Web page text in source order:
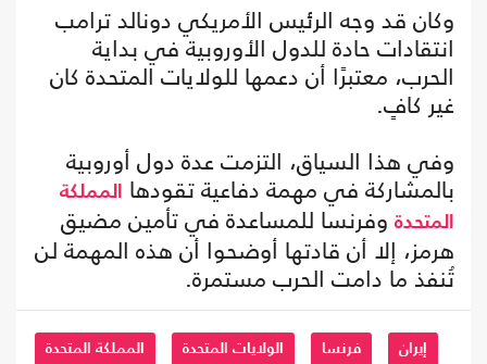
وكان قد وجه الرئيس الأمريكي دونالد ترامب
انتقادات حادة للدول الأوروبية في بداية
الحرب، معتبرًا أن دعمها للولايات المتحدة كان
غير كافٍ.
وفي هذا السياق، التزمت عدة دول أوروبية
بالمشاركة في مهمة دفاعية تقودها
المملكة
المتحدة وفرنسا للمساعدة في تأمين مضيق
هرمز، إلا أن قادتها أوضحوا أن هذه المهمة لن
تُنفذ ما دامت الحرب مستمرة.
إيران فرنسا الولايات المتحدة المملكة المتحدة